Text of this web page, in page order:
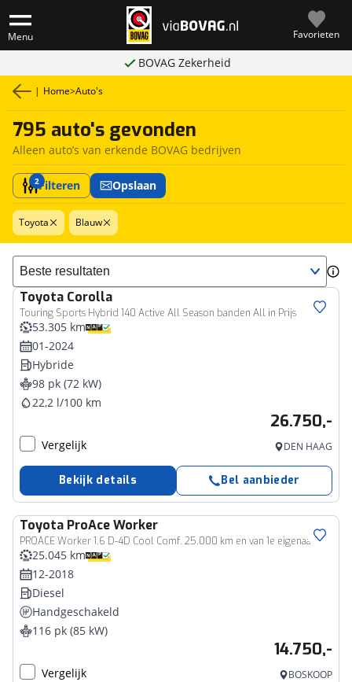
Menu Favorieten
BOVAG Zekerheid
| Home>Auto's
795 auto's gevonden
Alleen auto’s van erkende BOVAG bedrijven
2Filteren Opslaan
Toyota Blauw
Sorteer resultaten
Toyota Corolla
Touring Sports Hybrid 140 Active All Season banden All in Prijs
53.305 km
01-2024
Hybride
98 pk (72 kW)
22,2 l/100 km
26.750,-
Vergelijk DEN HAAG
Bekijk details Bel aanbieder
Toyota ProAce Worker
PROACE Worker 1.6 D-4D Cool Comf. 25.000 km en van 1e eigenaar!
Bedrijfswagen
25.045 km
12-2018
Diesel
Handgeschakeld
116 pk (85 kW)
14.750,-
Vergelijk BOSKOOP